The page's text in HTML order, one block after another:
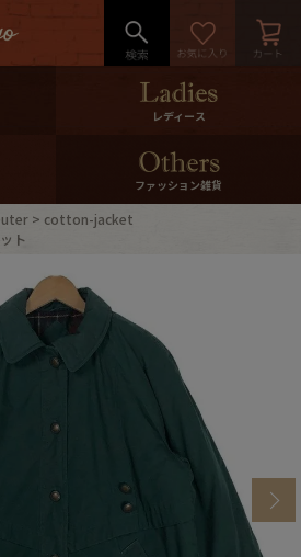
＆10％Offクーポンプレゼン
％0ffクーポンプレゼント
LINE ID連携
マイページ
International Shipping
スタッフコーディネート
レディース
ファッション雑貨
cotton-jacket
ト